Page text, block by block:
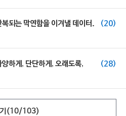
되는 막연함을 이겨낼 데이터. (20)
하게, 단단하게, 오래도록, (28)
(10/103)